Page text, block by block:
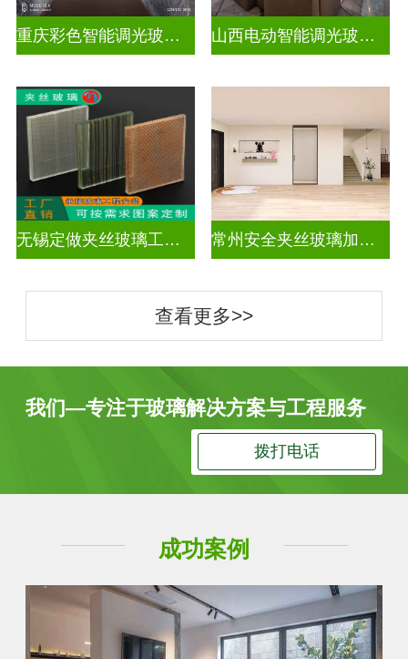
重庆彩色智能调光玻璃定制公司 山西电动智能调光玻璃价格多少钱
无锡定做夹丝玻璃工厂地址 常州安全夹丝玻璃加工厂
查看更多>>
我们—专注于玻璃解决方案与工程服务
拨打电话
成功案例